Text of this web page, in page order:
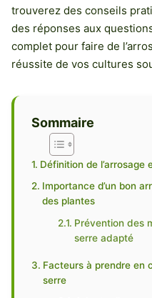
trouverez des conseils
des réponses aux
complet pour faire de
réussite de vos cultures
Sommaire
Définition de
Importance d’un bon
des plantes
Prévention des
serre adapté
Facteurs à prendre en
serre